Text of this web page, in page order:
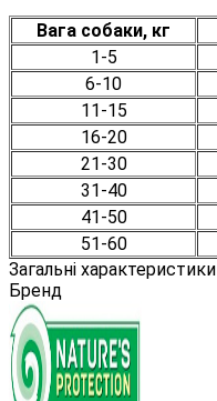
Вага собаки, кг
1-5
6-10
11-15
16-20
21-30
31-40
41-50
51-60
Загальні характеристики
Бренд